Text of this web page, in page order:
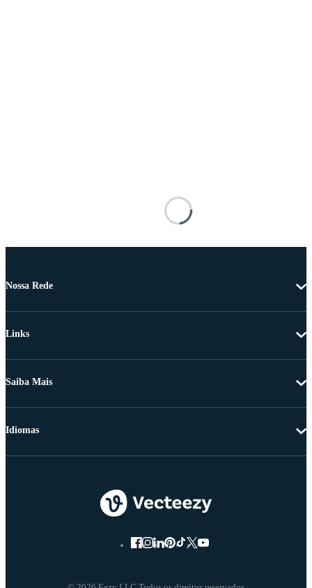
Nossa Rede
Links
Saiba Mais
Idiomas